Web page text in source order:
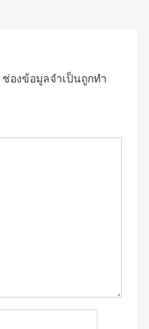
ช่องข้อมูลจำเป็นถูกทำ